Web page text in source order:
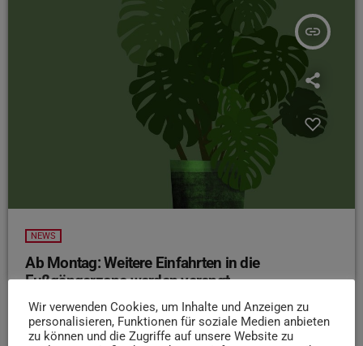
insert_link
NEWS
Ab Montag: Weitere Einfahrten in die
Fußgängerzone werden verengt
Nach dem Start in der Neustraße werden in der
kommenden Woche an weiteren Einfahrten der
Wir verwenden Cookies, um Inhalte und Anzeigen zu
personalisieren, Funktionen für soziale Medien anbieten
zu können und die Zugriffe auf unsere Website zu